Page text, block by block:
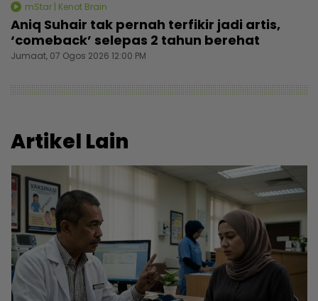
mStar | Kenot Brain
Aniq Suhair tak pernah terfikir jadi artis,
‘comeback’ selepas 2 tahun berehat
Jumaat, 07 Ogos 2026 12:00 PM
Artikel Lain